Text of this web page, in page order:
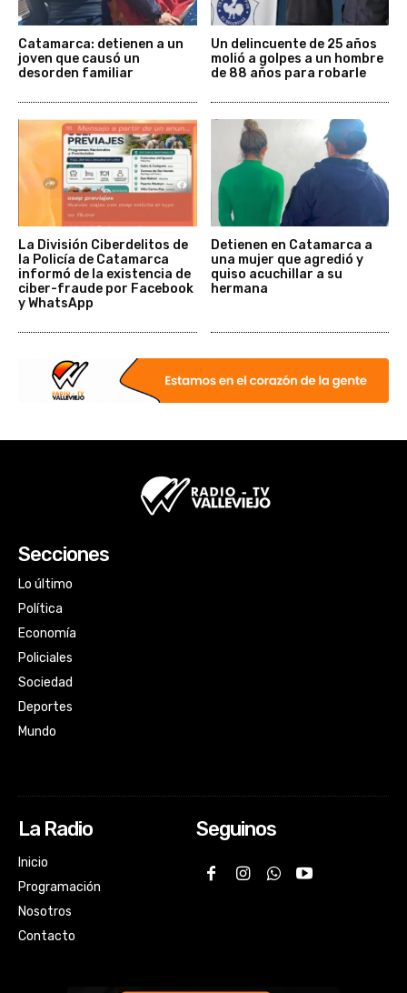
Catamarca: detienen a un
joven que causó un
desorden familiar
Un delincuente de 25 años
molió a golpes a un hombre
de 88 años para robarle
La División Ciberdelitos de
la Policía de Catamarca
informó de la existencia de
ciber-fraude por Facebook
y WhatsApp
Detienen en Catamarca a
una mujer que agredió y
quiso acuchillar a su
hermana
Secciones
Lo último
Política
Economía
Policiales
Sociedad
Deportes
Mundo
La Radio
Inicio
Programación
Nosotros
Contacto
Seguinos